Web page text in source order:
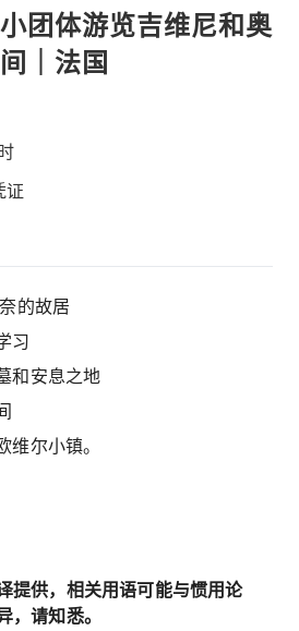
团体游览吉维尼和奥
｜法国
证
的故居
习
和安息之地
维尔小镇。
提供，相关用语可能与惯用论
，请知悉。